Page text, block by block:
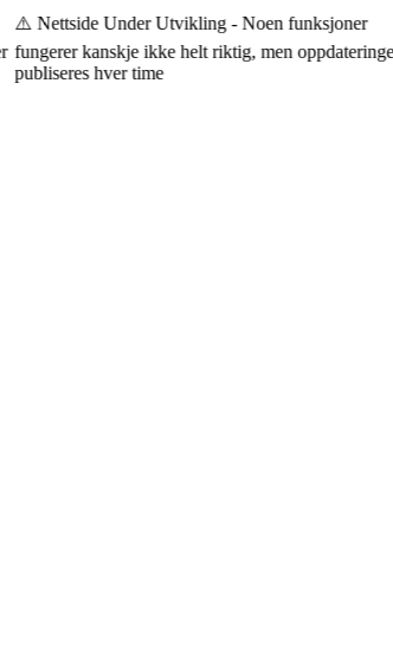
⚠️ Nettside Under Utvikling - Noen funksjoner
fungerer kanskje ikke helt riktig, men oppdateringer
publiseres hver time